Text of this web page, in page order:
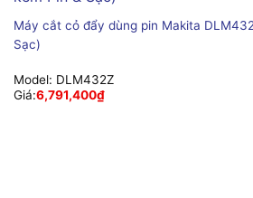
Máy cắt cỏ đẩy dùng pin Makita
Sạc)
Model: DLM432Z
Giá:6,791,400₫